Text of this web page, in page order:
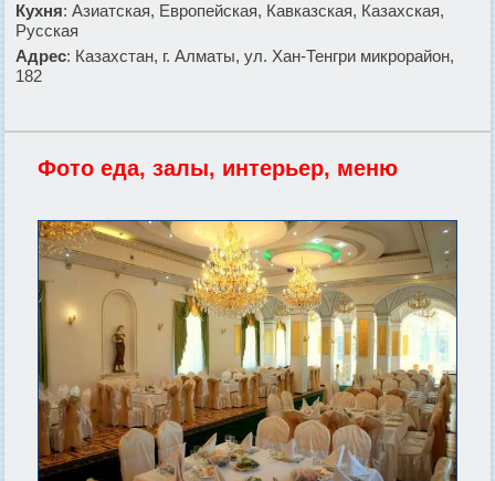
Кухня: Азиатская, Европейская, Кавказская, Казахская,
Русская
Адрес: Казахстан, г. Алматы, ул. Хан-Тенгри микрорайон,
182
Фото еда, залы, интерьер, меню